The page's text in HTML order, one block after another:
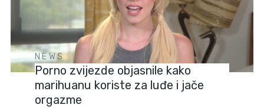
NEWS
Porno zvijezde objasnile kako
marihuanu koriste za luđe i jače
orgazme